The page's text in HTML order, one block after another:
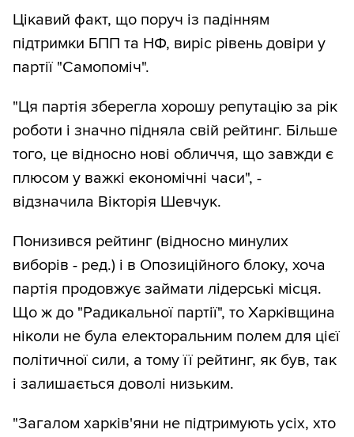
Цікавий факт, що поруч із падінням
підтримки БПП та НФ, виріс рівень довіри у
партії "Самопоміч".
"Ця партія зберегла хорошу репутацію за рік
роботи і значно підняла свій рейтинг. Більше
того, це відносно нові обличчя, що завжди є
плюсом у важкі економічні часи", -
відзначила Вікторія Шевчук.
Понизився рейтинг (відносно минулих
виборів - ред.) і в Опозиційного блоку, хоча
партія продовжує займати лідерські місця.
Що ж до "Радикальної партії", то Харківщина
ніколи не була електоральним полем для цієї
політичної сили, а тому її рейтинг, як був, так
і залишається доволі низьким.
"Загалом харків'яни не підтримують усіх, хто